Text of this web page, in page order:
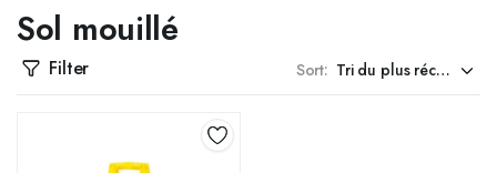
Sol mouillé
Filter Sort: